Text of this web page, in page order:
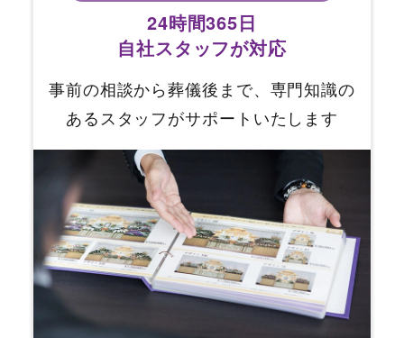
24時間365日
自社スタッフが対応
事前の相談から葬儀後まで、専門知識の
あるスタッフがサポートいたします